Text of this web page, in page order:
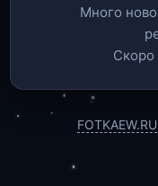
Много
Скоро
FOTKAEW.RU